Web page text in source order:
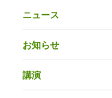
ニュース
お知らせ
講演